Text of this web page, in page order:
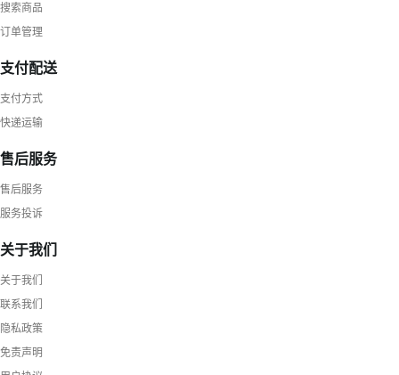
搜索商品
订单管理
支付配送
支付方式
快递运输
售后服务
售后服务
服务投诉
关于我们
关于我们
联系我们
隐私政策
免责声明